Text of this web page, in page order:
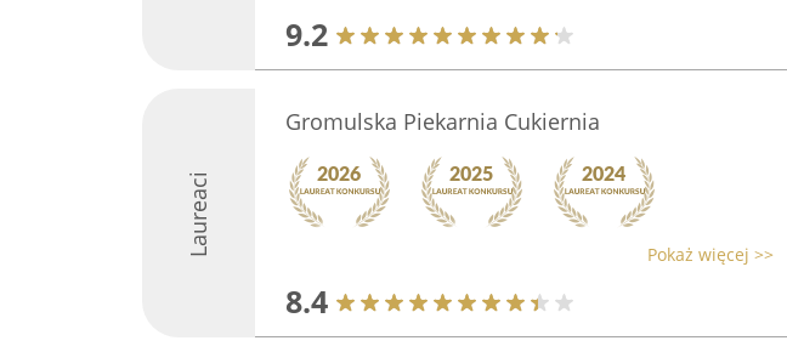
9.2
Laureaci
Gromulska Piekarnia Cukiernia
Pokaż więcej >>
8.4